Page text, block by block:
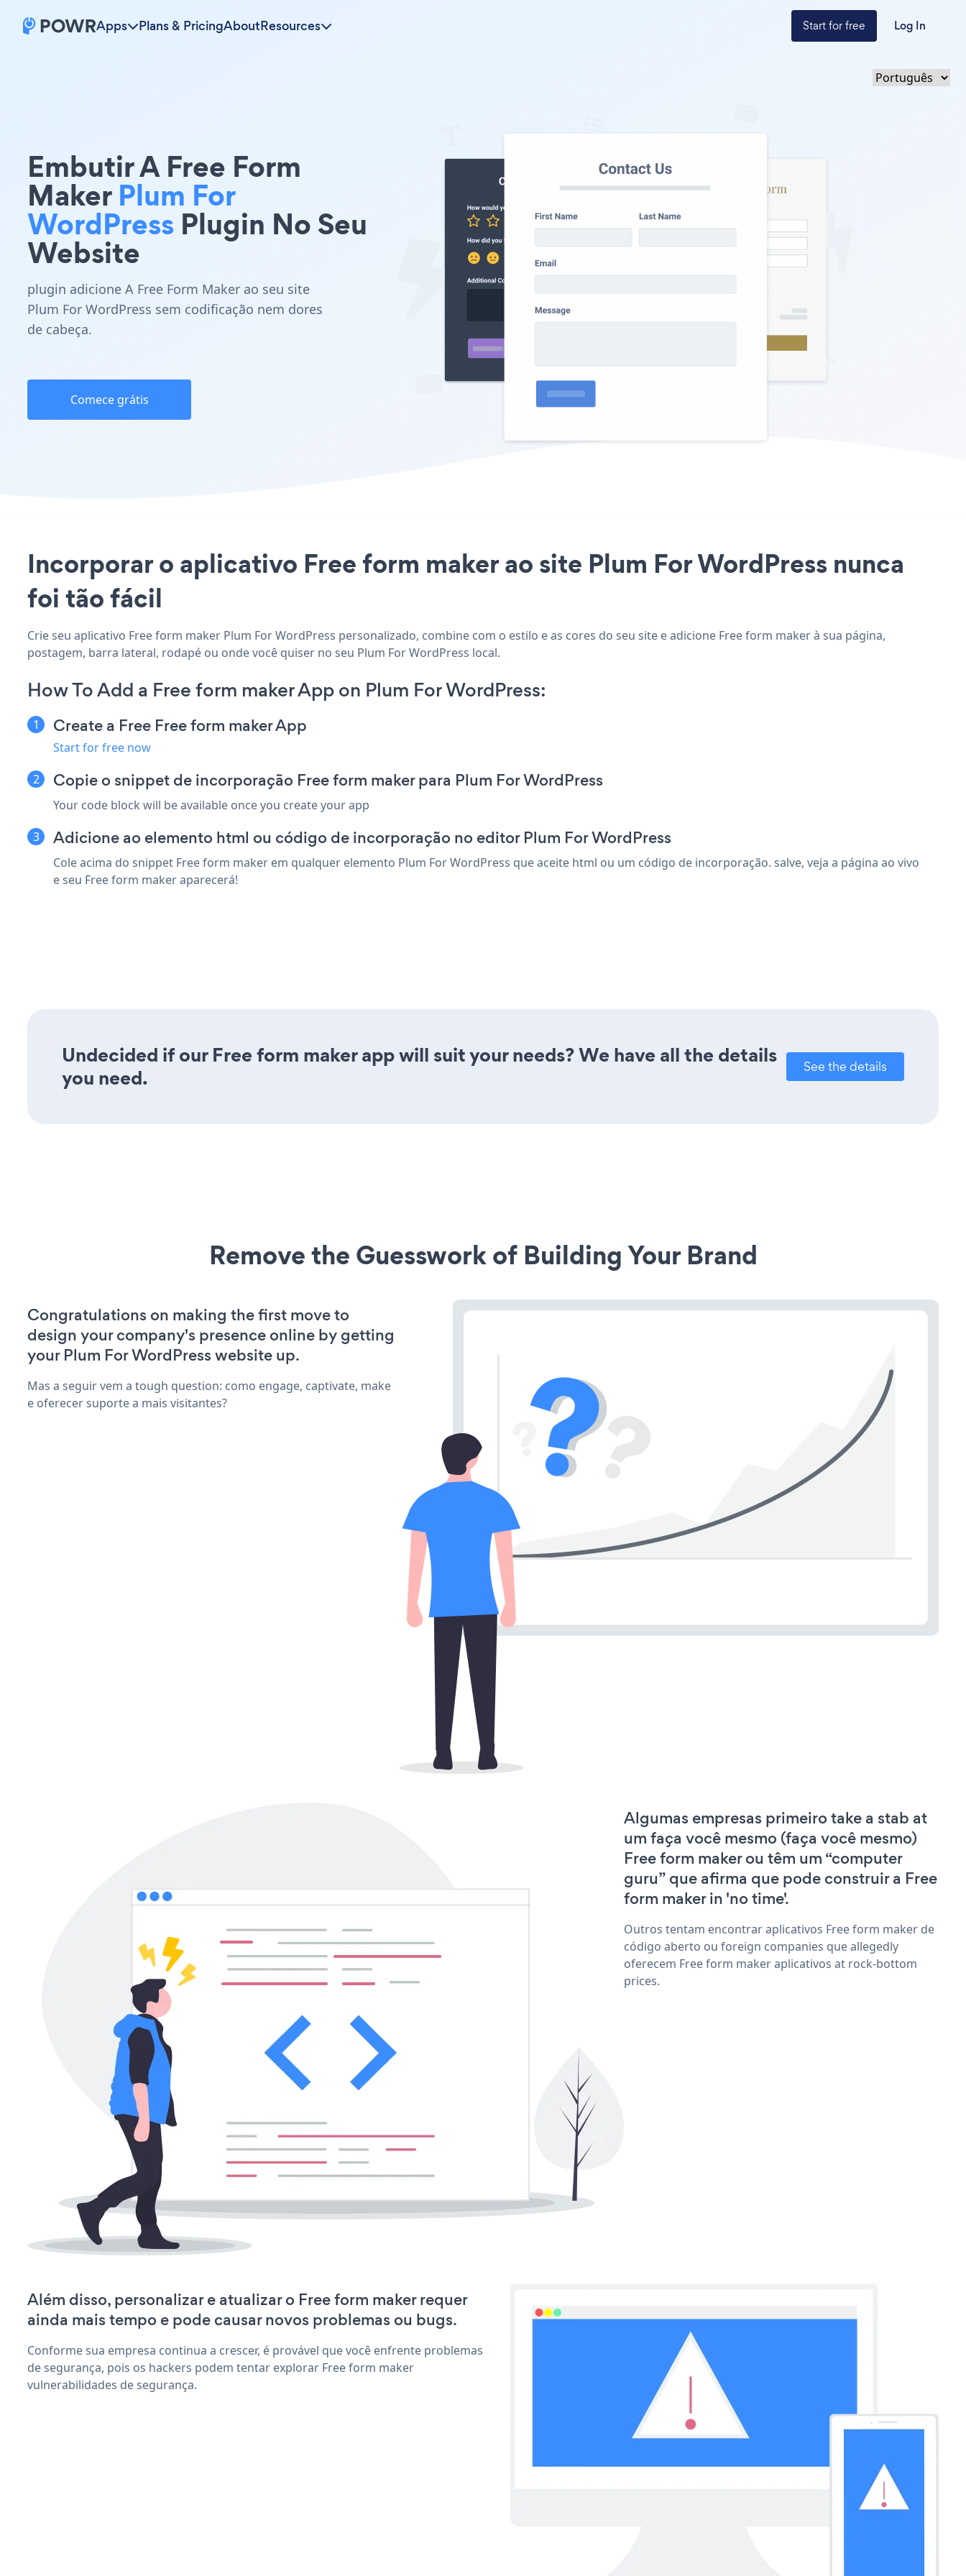
Apps Plans & PricingAboutResources Start for free Log In
Embutir A Free Form
MakerPlum For
WordPress Plugin No Seu
Website
plugin adicione A Free Form Maker ao seu site
Plum For WordPress sem codificação nem dores
de cabeça.
Comece grátis
Incorporar o aplicativo Free form maker ao site Plum For WordPress nunca
foi tão fácil
Crie seu aplicativo Free form maker Plum For WordPress personalizado, combine com o estilo e as cores do seu site e adicione Free form maker à sua página,
postagem, barra lateral, rodapé ou onde você quiser no seu Plum For WordPress local.
How To Add a Free form maker App on Plum For WordPress:
Create a Free Free form maker App
Start for free now
Copie o snippet de incorporação Free form maker para Plum For WordPress
Your code block will be available once you create your app
Adicione ao elemento html ou código de incorporação no editor Plum For WordPress
Cole acima do snippet Free form maker em qualquer elemento Plum For WordPress que aceite html ou um código de incorporação. salve, veja a página ao vivo
e seu Free form maker aparecerá!
Undecided if our Free form maker app will suit your needs? We have all the details
you need.
See the details
Remove the Guesswork of Building Your Brand
Congratulations on making the first move to
design your company's presence online by getting
your Plum For WordPress website up.
Mas a seguir vem a tough question: como engage, captivate, make
e oferecer suporte a mais visitantes?
Algumas empresas primeiro take a stab at
um faça você mesmo (faça você mesmo)
Free form maker ou têm um “computer
guru” que afirma que pode construir a Free
form maker in 'no time'.
Outros tentam encontrar aplicativos Free form maker de
código aberto ou foreign companies que allegedly
oferecem Free form maker aplicativos at rock-bottom
prices.
Além disso, personalizar e atualizar o Free form maker requer
ainda mais tempo e pode causar novos problemas ou bugs.
Conforme sua empresa continua a crescer, é provável que você enfrente problemas
de segurança, pois os hackers podem tentar explorar Free form maker
vulnerabilidades de segurança.